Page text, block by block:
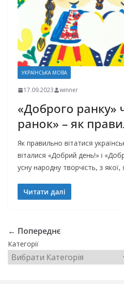
УКРАЇНСЬКА МОВА
17.09.2023 winner
«Доброго ранку»
ранок» – як
Як правильно вітатися
віталися «Добрий день!» і
усну народну творчість, з якої,
Читати далі
← Попереднє
Категорії